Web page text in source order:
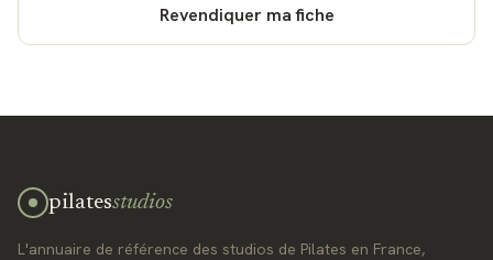
Revendiquer ma fiche
pilatesstudios
L'annuaire de référence des studios de Pilates en France,